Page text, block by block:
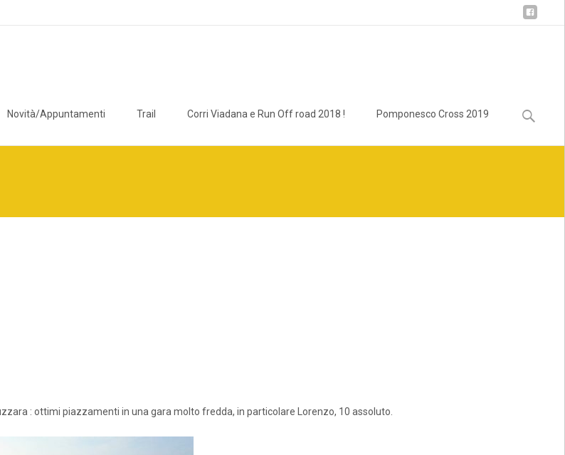
Novità/Appuntamenti Trail Corri Viadana e Run Off road 2018 ! Pomponesco Cross 2019
Ricerca
per:
: ottimi piazzamenti in una gara molto fredda, in particolare Lorenzo, 10 assoluto.